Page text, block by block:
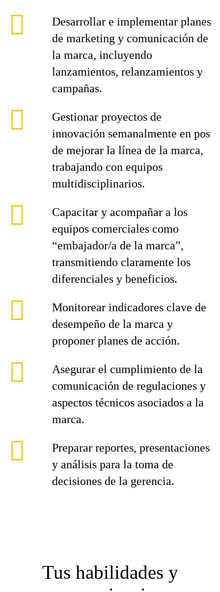
Desarrollar e implementar planes
de marketing y comunicación de
la marca, incluyendo
lanzamientos, relanzamientos y
campañas.
Gestionar proyectos de
innovación semanalmente en pos
de mejorar la línea de la marca,
trabajando con equipos
multidisciplinarios.
Capacitar y acompañar a los
equipos comerciales como
“embajador/a de la marca”,
transmitiendo claramente los
diferenciales y beneficios.
Monitorear indicadores clave de
desempeño de la marca y
proponer planes de acción.
Asegurar el cumplimiento de la
comunicación de regulaciones y
aspectos técnicos asociados a la
marca.
Preparar reportes, presentaciones
y análisis para la toma de
decisiones de la gerencia.
Tus habilidades y